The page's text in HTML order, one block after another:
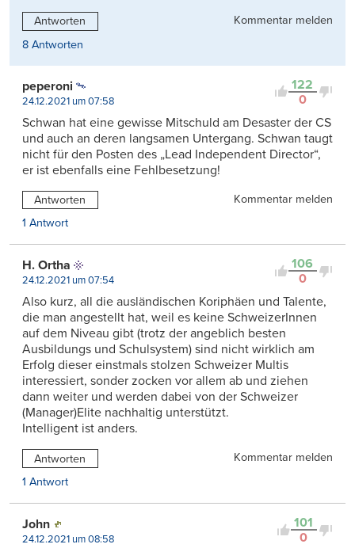
Antworten
Kommentar melden
8 Antworten
122
0
peperoni
24.12.2021 um 07:58
Schwan hat eine gewisse Mitschuld am Desaster der CS
und auch an deren langsamen Untergang. Schwan taugt
nicht für den Posten des „Lead Independent Director“,
er ist ebenfalls eine Fehlbesetzung!
Antworten
Kommentar melden
1 Antwort
106
0
H. Ortha
24.12.2021 um 07:54
Also kurz, all die ausländischen Koriphäen und Talente,
die man angestellt hat, weil es keine SchweizerInnen
auf dem Niveau gibt (trotz der angeblich besten
Ausbildungs und Schulsystem) sind nicht wirklich am
Erfolg dieser einstmals stolzen Schweizer Multis
interessiert, sonder zocken vor allem ab und ziehen
dann weiter und werden dabei von der Schweizer
(Manager)Elite nachhaltig unterstützt.
Intelligent ist anders.
Antworten
Kommentar melden
1 Antwort
101
0
John
24.12.2021 um 08:58